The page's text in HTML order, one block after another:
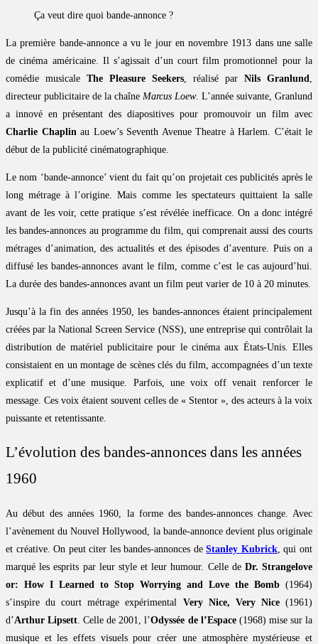
Ça veut dire quoi bande-annonce ?
La première bande-annonce a vu le jour en novembre 1913 dans une salle
de cinéma américaine. Il s’agissait d’un court film promotionnel pour la
comédie musicale The Pleasure Seekers , réalisé par Nils Granlund
directeur publicitaire de la chaîne Marcus Loew. L’année suivante, Granlund
a innové en présentant des diapositives pour promouvoir un film avec
Charlie Chaplin au Loew’s Seventh Avenue Theatre à Harlem. C’était le
début de la publicité cinématographique.
Le nom ‘bande-annonce’ vient du fait qu’on projetait ces publicités après le
long métrage à l’origine. Mais comme les spectateurs quittaient la salle
avant de les voir, cette pratique s’est révélée inefficace. On a donc intégré
les bandes-annonces au programme du film, qui comprenait aussi des courts
métrages d’animation, des actualités et des épisodes d’aventure. Puis on a
diffusé les bandes-annonces avant le film, comme c’est le cas aujourd’hui.
La durée des bandes-annonces avant un film peut varier de 10 à 20 minutes.
Jusqu’à la fin des années 1950, les bandes-annonces étaient principalement
créées par la National Screen Service (NSS), une entreprise qui contrôlait la
distribution de matériel publicitaire pour le cinéma aux États-Unis. Elles
consistaient en un montage de scènes clés du film, accompagnées d’un texte
explicatif et d’une musique. Parfois, une voix off venait renforcer le
message. Ces voix étaient souvent celles de « Stentor », des acteurs à la voix
puissante et retentissante.
L’évolution des bandes-annonces dans les années
1960
Au début des années 1960, la forme des bandes-annonces change. Avec
l’avènement du Nouvel Hollywood, la bande-annonce devient plus originale
et créative. On peut citer les bandes-annonces deStanley Kubrick, qui ont
marqué les esprits par leur style et leur humour. Celle de Dr. Strangelove
or: How I Learned to Stop Worrying and Love the Bomb (1964)
s’inspire du court métrage expérimental Very Nice, Very Nice(1961)
d’Arthur Lipsett . Celle de 2001, l’Odyssée de l’Espace(1968) mise sur la
musique et les effets visuels pour créer une atmosphère mystérieuse et